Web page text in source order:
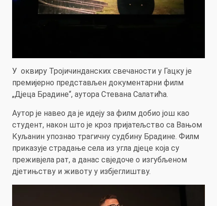
У оквиру Тројичинданских свечаности у Гацку је
премијерно представљен документарни филм
„Дјеца Брадине“, аутора Стевана Салатића.
Аутор је навео да је идеју за филм добио још као
студент, након што је кроз пријатељство са Вањом
Куљанин упознао трагичну судбину Брадине. Филм
приказује страдање села из угла дјеце која су
преживјела рат, а данас свједоче о изгубљеном
дјетињству и животу у избјеглиштву.